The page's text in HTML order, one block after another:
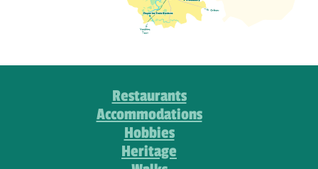
Restaurants
Accommodations
Hobbies
Heritage